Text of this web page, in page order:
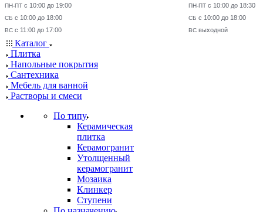
ПН-ПТ с 10:00 до 19:00
СБ с 10:00 до 18:00
ВС с 11:00 до 17:00
ПН-ПТ с 10:00 до 18:30
СБ с 10:00 до 18:00
ВС выходной
Каталог
Плитка
Напольные покрытия
Сантехника
Мебель для ванной
Растворы и смеси
По типу
Керамическая
плитка
Керамогранит
Утолщенный
керамогранит
Мозаика
Клинкер
Ступени